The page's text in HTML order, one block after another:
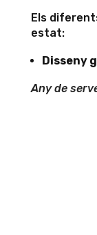
Els
estat:
Disseny
Any de